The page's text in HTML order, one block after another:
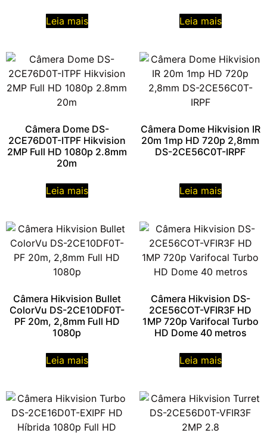
Leia mais Leia mais
Câmera Dome DS-
2CE76D0T-ITPF Hikvision
2MP Full HD 1080p 2.8mm
20m
Leia mais
Câmera Dome Hikvision IR
20m 1mp HD 720p 2,8mm
DS-2CE56C0T-IRPF
Leia mais
Câmera Hikvision Bullet
ColorVu DS-2CE10DF0T-
PF 20m, 2,8mm Full HD
1080p
Leia mais
Câmera Hikvision DS-
2CE56COT-VFIR3F HD
1MP 720p Varifocal Turbo
HD Dome 40 metros
Leia mais